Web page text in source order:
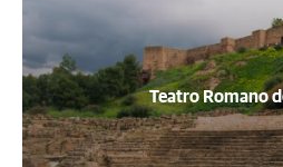
Teatro Romano